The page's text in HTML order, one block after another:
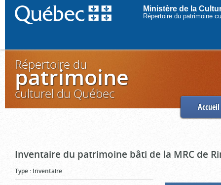
Ministère de la
Répertoire du patrimoine
Répertoire du
patrimoine
culturel du Québec
Accueil
Inventaire du patrimoine bâti de la MRC de
Type : Inventaire